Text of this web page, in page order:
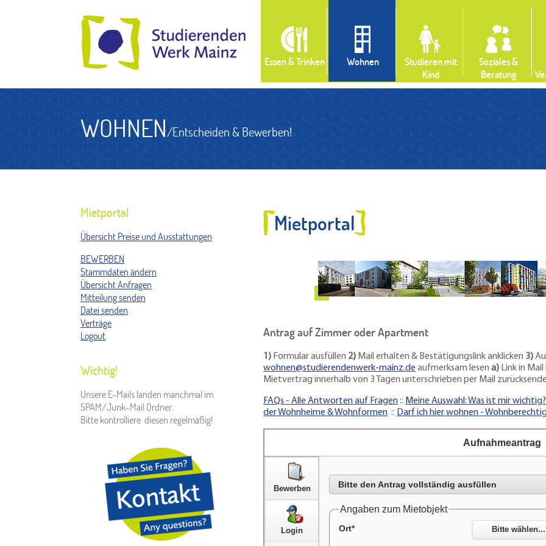
Essen & Trinken Wohnen
Studieren mit
Kind
Soziales &
Beratung
WOHNEN/Entscheiden & Bewerben!
Mietportal
Übersicht Preise und Ausstattungen
BEWERBEN
Stammdaten ändern
Übersicht Anfragen
Mitteilung senden
Datei senden
Verträge
Logout
Wichtig!
Unsere E-Mails landen manchmal im
SPAM/Junk-Mail Ordner.
Bitte kontrolliere diesen regelmäßig!
Mietportal
Antrag auf Zimmer oder Apartment
1) Formular ausfüllen 2) Mail erhalten & Bestätigungslink anklicken 3)
wohnen@studierendenwerk-mainz.de aufmerksam lesen a) Link in
Mietvertrag innerhalb von 3 Tagen unterschrieben per Mail
FAQs - Alle Antworten auf Fragen:: Meine Auswahl: Was ist mir wichtig?
der Wohnheime & Wohnformen :: Darf ich hier wohnen -